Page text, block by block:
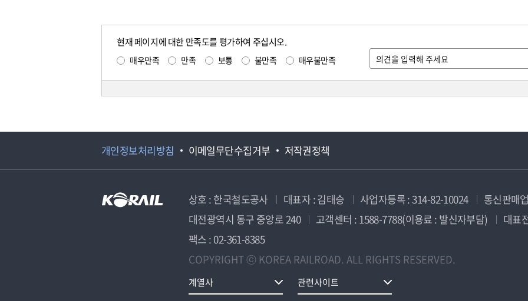
현재 페이지에 대한 만족도를 평가하여 주십시오.
매우만족 만족 보통 불만족 매우불만족
개인정보처리방침 이메일무단수집거부 저작권정책
상호 : 한국철도공사 대표자 : 김태승 사업자등록 : 314-82-10024
통신판매
대전광역시 동구 중앙로 240
고객센터 : 1588-7788(이용료 : 발신자부담)
대표
팩스 : 02-361-8385
COPYRIGHT ⓒ KOREA RAILROAD. ALL RIGHTS RESERVED.
계열사 관련사이트